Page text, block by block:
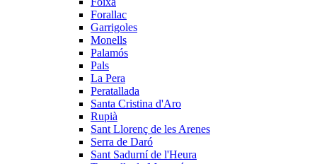
Forallac
Garrigoles
Monells
Palamós
Pals
La Pera
Peratallada
Santa Cristina d'Aro
Rupià
Sant Llorenç de les Arenes
Serra de Daró
Sant Sadurní de l'Heura